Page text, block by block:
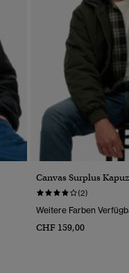
Canvas Surplus
(2)
Weitere Farben
CHF 159,00